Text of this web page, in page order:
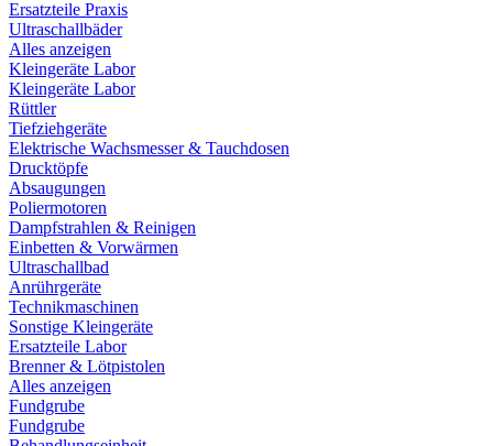
Ersatzteile Praxis
Ultraschallbäder
Alles anzeigen
Kleingeräte Labor
Kleingeräte Labor
Rüttler
Tiefziehgeräte
Elektrische Wachsmesser & Tauchdosen
Drucktöpfe
Absaugungen
Poliermotoren
Dampfstrahlen & Reinigen
Einbetten & Vorwärmen
Ultraschallbad
Anrührgeräte
Technikmaschinen
Sonstige Kleingeräte
Ersatzteile Labor
Brenner & Lötpistolen
Alles anzeigen
Fundgrube
Fundgrube